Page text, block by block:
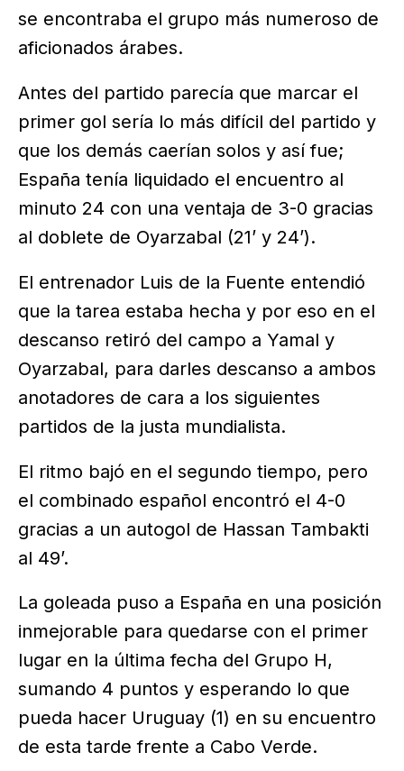
se encontraba el grupo más numeroso de
aficionados árabes.
Antes del partido parecía que marcar el
primer gol sería lo más difícil del partido y
que los demás caerían solos y así fue;
España tenía liquidado el encuentro al
minuto 24 con una ventaja de 3-0 gracias
al doblete de Oyarzabal (21’ y 24’).
El entrenador Luis de la Fuente entendió
que la tarea estaba hecha y por eso en el
descanso retiró del campo a Yamal y
Oyarzabal, para darles descanso a ambos
anotadores de cara a los siguientes
partidos de la justa mundialista.
El ritmo bajó en el segundo tiempo, pero
el combinado español encontró el 4-0
gracias a un autogol de Hassan Tambakti
al 49’.
La goleada puso a España en una posición
inmejorable para quedarse con el primer
lugar en la última fecha del Grupo H,
sumando 4 puntos y esperando lo que
pueda hacer Uruguay (1) en su encuentro
de esta tarde frente a Cabo Verde.